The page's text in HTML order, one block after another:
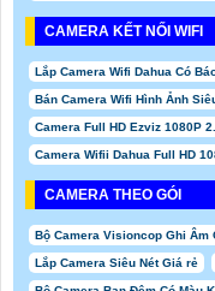
CAMERA KẾT NỐI WIFI
Lắp Camera Wifi Dahua Có
Bán Camera Wifi Hình Ảnh
Camera Full HD Ezviz 1080P
Camera Wifii Dahua Full HD
CAMERA THEO GÓI
Bộ Camera Visioncop Ghi Âm
Lắp Camera Siêu Nét Giá rẻ